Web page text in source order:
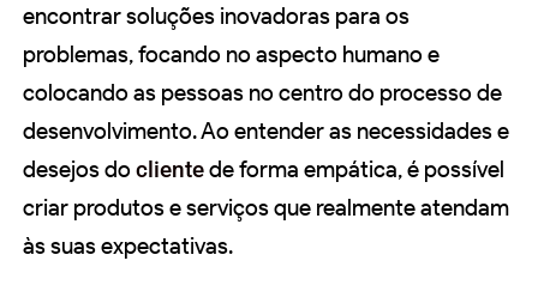
encontrar soluções inovadoras para os
problemas, focando no aspecto humano e
colocando as pessoas no centro do processo de
desenvolvimento. Ao entender as necessidades e
desejos do clientede forma empática, é possível
criar produtos e serviços que realmente atendam
às suas expectativas.